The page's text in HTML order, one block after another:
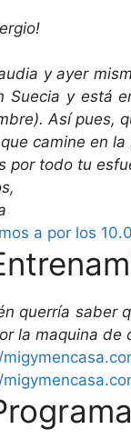
y ayer
Suecia y está
Así pues,
camine en
por todo tu
a por los
querría saber
la maquina de